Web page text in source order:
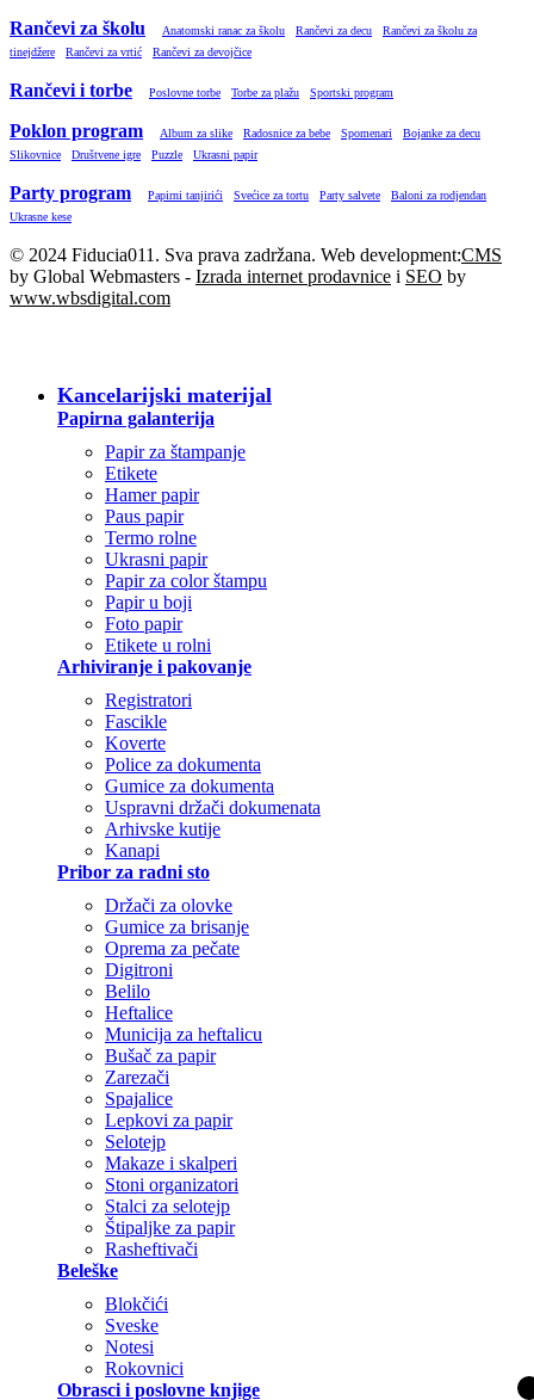
Rančevi za školu Anatomski ranac za školu Rančevi za decu
Rančevi za školu za
tinejdžere
Rančevi za vrtić Rančevi za devojčice
Rančevi i torbe Poslovne torbe Torbe za plažu Sportski program
Poklon program Album za slike Radosnice za bebe Spomenari
Bojanke za decu
Slikovnice
Društvene igre Puzzle Ukrasni papir
Party program Papirni tanjirići Svećice za tortu Party salvete
Baloni za rodjendan
Ukrasne kese
© 2024 Fiducia011. Sva prava zadržana. Web development:CMS
by Global Webmasters - Izrada internet prodavnice i SEO by
www.wbsdigital.com
Kancelarijski materijal
Papirna galanterija
Papir za štampanje
Etikete
Hamer papir
Paus papir
Termo rolne
Ukrasni papir
Papir za color štampu
Papir u boji
Foto papir
Etikete u rolni
Arhiviranje i pakovanje
Registratori
Fascikle
Koverte
Police za dokumenta
Gumice za dokumenta
Uspravni držači dokumenata
Arhivske kutije
Kanapi
Pribor za radni sto
Držači za olovke
Gumice za brisanje
Oprema za pečate
Digitroni
Belilo
Heftalice
Municija za heftalicu
Bušač za papir
Zarezači
Spajalice
Lepkovi za papir
Selotejp
Makaze i skalperi
Stoni organizatori
Stalci za selotejp
Štipaljke za papir
Rasheftivači
Beleške
Blokčići
Sveske
Notesi
Rokovnici
Obrasci i poslovne knjige